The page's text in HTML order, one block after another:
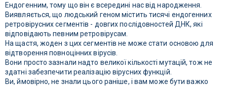
Ендогенним, тому що він є всередині нас від народження.
Виявляється, що людський геном містить тисячі ендогенних
ретровірусних сегментів - довгих послідовностей ДНК, які
відповідають певним ретровірусам.
На щастя, жоден з цих сегментів не може стати основою для
відтворення повноцінних вірусів.
Вони просто зазнали надто великої кількості мутацій, тож не
здатні забезпечити реалізацію вірусних функцій.
Ви, ймовірно, не знали цього раніше, і вам може бути важко